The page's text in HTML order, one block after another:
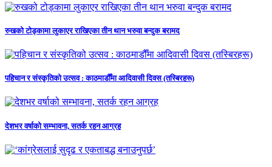
रुखको टोड्कामा लुकाएर राखिएका तीन थान भरुवा बन्दुक बरामद
पहिचान र संस्कृतिको उत्सव : काठमाडौँमा आदिवासी दिवस (तस्बिरहरू)
देशभर वर्षाको सम्भावना, सतर्क रहन आग्रह